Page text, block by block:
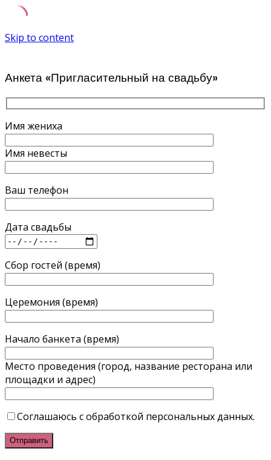
Skip to content
Анкета «Пригласительный на свадьбу»
Имя жениха
Имя невесты
Ваш телефон
Дата свадьбы
Сбор гостей (время)
Церемония (время)
Начало банкета (время)
Место проведения (город, название ресторана или
площадки и адрес)
Соглашаюсь с обработкой персональных данных.